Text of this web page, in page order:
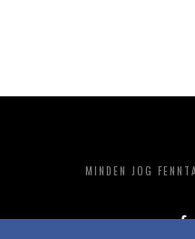
MINDEN JOG